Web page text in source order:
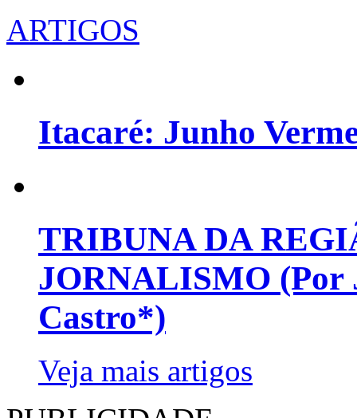
ARTIGOS
Itacaré: Junho
TRIBUNA DA
JORNALISMO (Por
Castro*)
Veja mais artigos